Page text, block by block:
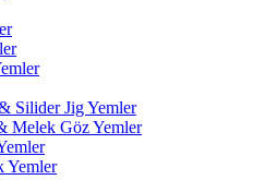
Silider Jig Yemler
Melek Göz Yemler
Yemler